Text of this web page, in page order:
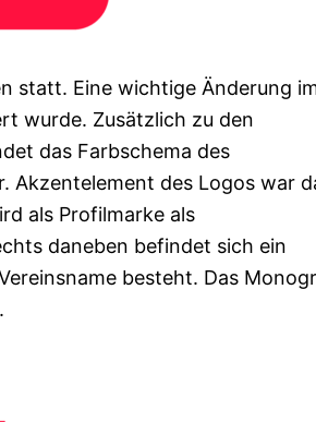
statt. Eine wichtige Änderung
wurde. Zusätzlich zu den
das Farbschema des
Akzentelement des Logos war
als Profilmarke als
daneben befindet sich ein
besteht. Das